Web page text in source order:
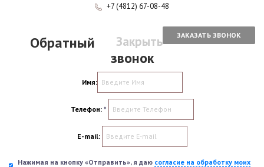
+7 (4812) 67-08-48
ЗАКАЗАТЬ ЗВОНОК
Закрыть
Обратный
звонок
Имя:
Телефон: *
E-mail:
Нажимая на кнопку «Отправить», я даю согласие на обработку моих